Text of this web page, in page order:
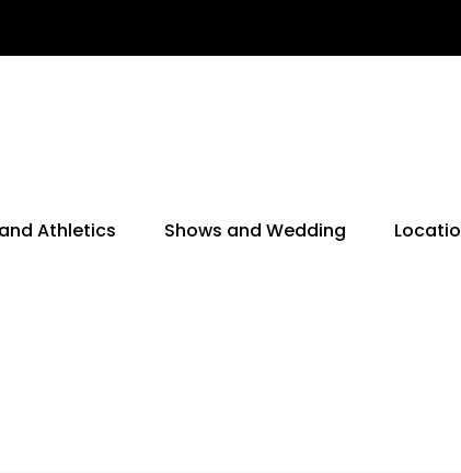
Athletics Shows and Wedding